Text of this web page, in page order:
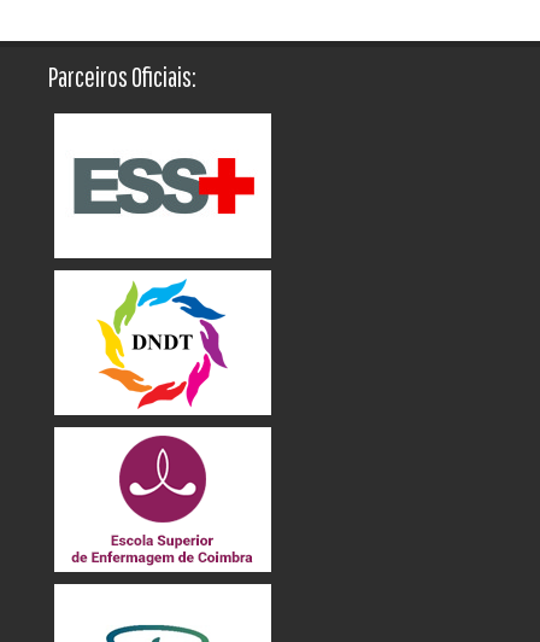
Parceiros Oficiais: